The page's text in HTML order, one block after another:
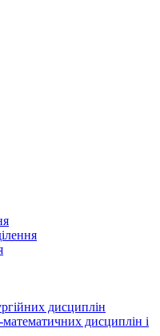
дисциплін
математичних дисциплін і